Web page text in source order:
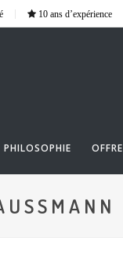
10 ans d’expérience
PHILOSOPHIE